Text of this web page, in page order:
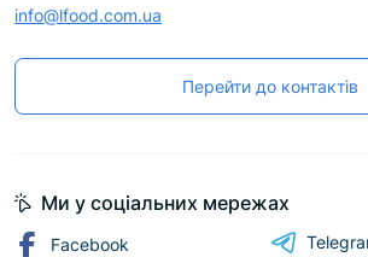
info@lfood.com.ua
Перейти до контактів
Ми у соціальних мережах
Facebook